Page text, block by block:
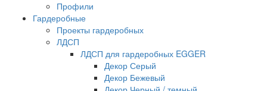
Профили
Гардеробные
Проекты гардеробных
ЛДСП
ЛДСП для гардеробных EGGER
Декор Серый
Декор Бежевый